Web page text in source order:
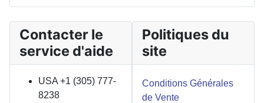
Contacter le
service d'aide
USA +1 (305) 777-
8238
Politiques du
site
Conditions Générales
de Vente